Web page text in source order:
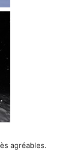
agréables.